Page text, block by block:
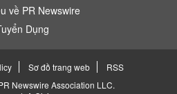
về PR Newswire
Dụng
Sơ đồ trang web
RSS
Newswire Association LLC.